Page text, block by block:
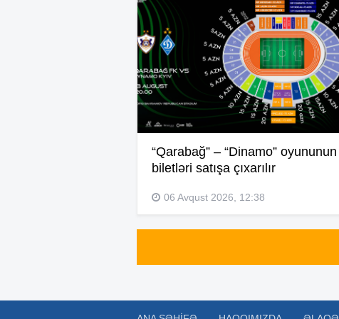
“Qarabağ” – “Dinamo” oyununun
biletləri satışa çıxarılır
06 Avqust 2026, 12:38